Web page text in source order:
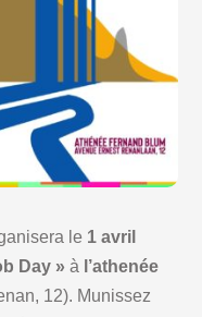
le 1 avril
Day » à l’athenée
12). Munissez